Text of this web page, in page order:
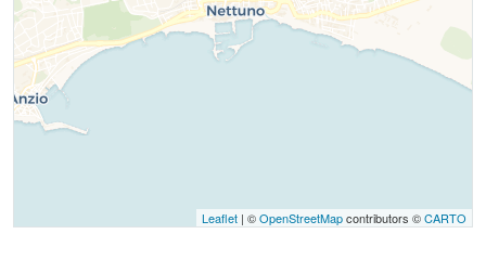
Leaflet | ©OpenStreetMapcontributors ©CARTO